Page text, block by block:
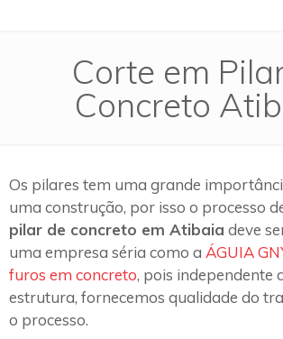
Corte em
Concreto
Os pilares tem uma grande
uma construção, por isso o processo
pilar de concreto em Atibaia deve
uma empresa séria como a ÁGUIA
furos em concreto, pois independente
estrutura, fornecemos qualidade do
o processo.